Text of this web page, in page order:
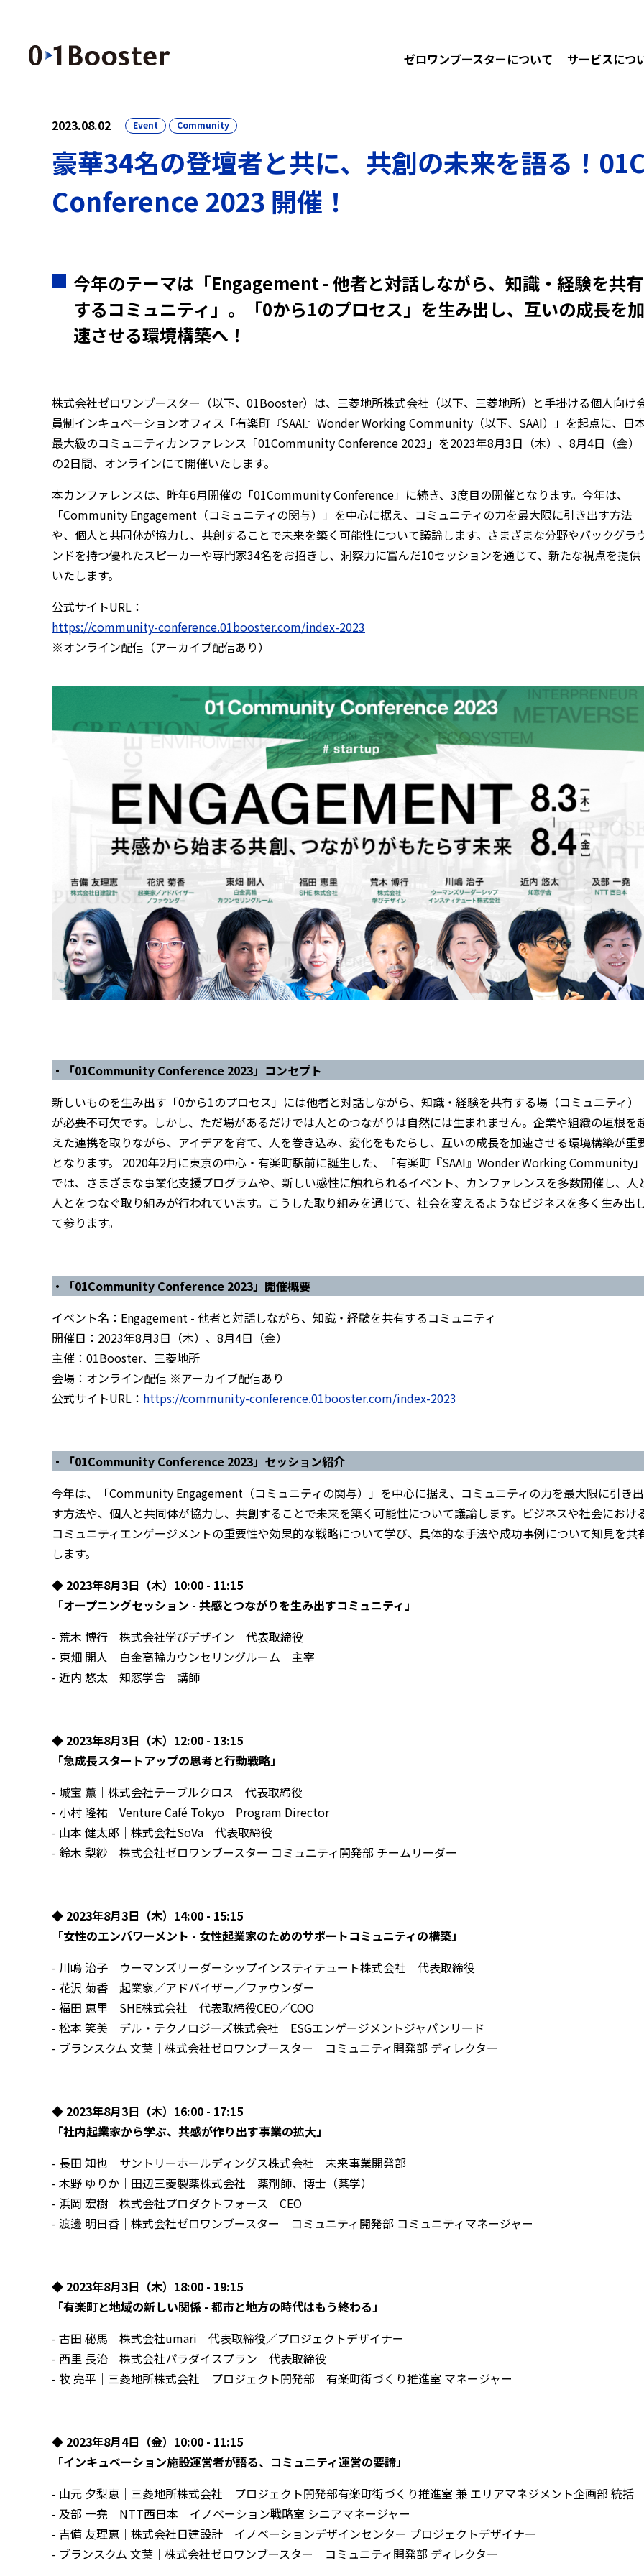
ゼロワンブースターについて サービスにつ
2023.08.02 Event Community
豪華34名の登壇者と共に、共創の未来を語る！
Conference 2023 開催！
今年のテーマは「Engagement - 他者と対話しながら、知識・経験を共有
するコミュニティ」。「0から1のプロセス」を生み出し、互いの成長を加
速させる環境構築へ！
株式会社ゼロワンブースター（以下、01Booster）は、三菱地所株式会社（以下、三菱地所）と手掛ける個人向け
員制インキュベーションオフィス「有楽町『SAAI』Wonder Working Community（以下、SAAI）」を起点に、日
最大級のコミュニティカンファレンス「01Community Conference 2023」を2023年8⽉3⽇（木）、8月4日（金）
の2日間、オンラインにて開催いたします。
本カンファレンスは、昨年6月開催の「01Community Conference」に続き、3度目の開催となります。今年は、
「Community Engagement（コミュニティの関与）」を中心に据え、コミュニティの力を最大限に引き出す方法
や、個人と共同体が協力し、共創することで未来を築く可能性について議論します。さまざまな分野やバックグラ
ンドを持つ優れたスピーカーや専門家34名をお招きし、洞察力に富んだ10セッションを通じて、新たな視点を提供
いたします。
公式サイトURL：
https://community-conference.01booster.com/index-2023
※オンライン配信（アーカイブ配信あり）
・「01Community Conference 2023」コンセプト
新しいものを生み出す「0から1のプロセス」には他者と対話しながら、知識・経験を共有する場（コミュニティ）
が必要不可欠です。しかし、ただ場があるだけでは人とのつながりは自然には生まれません。企業や組織の垣根を
えた連携を取りながら、アイデアを育て、人を巻き込み、変化をもたらし、互いの成長を加速させる環境構築が重
となります。 2020年2月に東京の中心・有楽町駅前に誕生した、「有楽町『SAAI』Wonder Working Community」
では、さまざまな事業化支援プログラムや、新しい感性に触れられるイベント、カンファレンスを多数開催し、人
人とをつなぐ取り組みが行われています。こうした取り組みを通じて、社会を変えるようなビジネスを多く生み出
て参ります。
・「01Community Conference 2023」開催概要
イベント名：Engagement - 他者と対話しながら、知識・経験を共有するコミュニティ
開催日：2023年8⽉3⽇（木）、8月4日（金）
主催：01Booster、三菱地所
会場：オンライン配信 ※アーカイブ配信あり
公式サイトURL： https://community-conference.01booster.com/index-2023
・「01Community Conference 2023」セッション紹介
今年は、「Community Engagement（コミュニティの関与）」を中心に据え、コミュニティの力を最大限に引き出
す方法や、個人と共同体が協力し、共創することで未来を築く可能性について議論します。ビジネスや社会におけ
コミュニティエンゲージメントの重要性や効果的な戦略について学び、具体的な手法や成功事例について知見を共
します。
◆ 2023年8⽉3⽇（木）10:00 - 11:15
「オープニングセッション - 共感とつながりを生み出すコミュニティ」
- 荒木 博行｜株式会社学びデザイン 代表取締役
- 東畑 開人｜白金高輪カウンセリングルーム 主宰
- 近内 悠太｜知窓学舎 講師
◆ 2023年8⽉3⽇（木）12:00 - 13:15
「急成長スタートアップの思考と行動戦略」
- 城宝 薫｜株式会社テーブルクロス 代表取締役
- 小村 隆祐｜Venture Café Tokyo Program Director
- 山本 健太郎｜株式会社SoVa 代表取締役
- 鈴木 梨紗｜株式会社ゼロワンブースター コミュニティ開発部 チームリーダー
◆ 2023年8⽉3⽇（木）14:00 - 15:15
「女性のエンパワーメント - 女性起業家のためのサポートコミュニティの構築」
- 川嶋 治子｜ウーマンズリーダーシップインスティテュート株式会社 代表取締役
- 花沢 菊香｜起業家／アドバイザー／ファウンダー
- 福田 恵里｜SHE株式会社 代表取締役CEO／COO
- 松本 笑美｜デル・テクノロジーズ株式会社 ESGエンゲージメントジャパンリード
- ブランスクム 文葉｜株式会社ゼロワンブースター コミュニティ開発部 ディレクター
◆ 2023年8⽉3⽇（木）16:00 - 17:15
「社内起業家から学ぶ、共感が作り出す事業の拡大」
- 長田 知也｜サントリーホールディングス株式会社 未来事業開発部
- 木野 ゆりか｜田辺三菱製薬株式会社 薬剤師、博士（薬学）
- 浜岡 宏樹｜株式会社プロダクトフォース CEO
- 渡邊 明日香｜株式会社ゼロワンブースター コミュニティ開発部 コミュニティマネージャー
◆ 2023年8⽉3⽇（木）18:00 - 19:15
「有楽町と地域の新しい関係 - 都市と地方の時代はもう終わる」
- 古田 秘馬｜株式会社umari 代表取締役／プロジェクトデザイナー
- 西里 長治｜株式会社パラダイスプラン 代表取締役
- 牧 亮平｜三菱地所株式会社 プロジェクト開発部 有楽町街づくり推進室 マネージャー
◆ 2023年8月4日（金）10:00 - 11:15
「インキュベーション施設運営者が語る、コミュニティ運営の要諦」
- 山元 夕梨恵｜三菱地所株式会社 プロジェクト開発部有楽町街づくり推進室 兼 エリアマネジメント企画部 統括
- 及部 一堯｜NTT西日本 イノベーション戦略室 シニアマネージャー
- 吉備 友理恵｜株式会社日建設計 イノベーションデザインセンター プロジェクトデザイナー
- ブランスクム 文葉｜株式会社ゼロワンブースター コミュニティ開発部 ディレクター